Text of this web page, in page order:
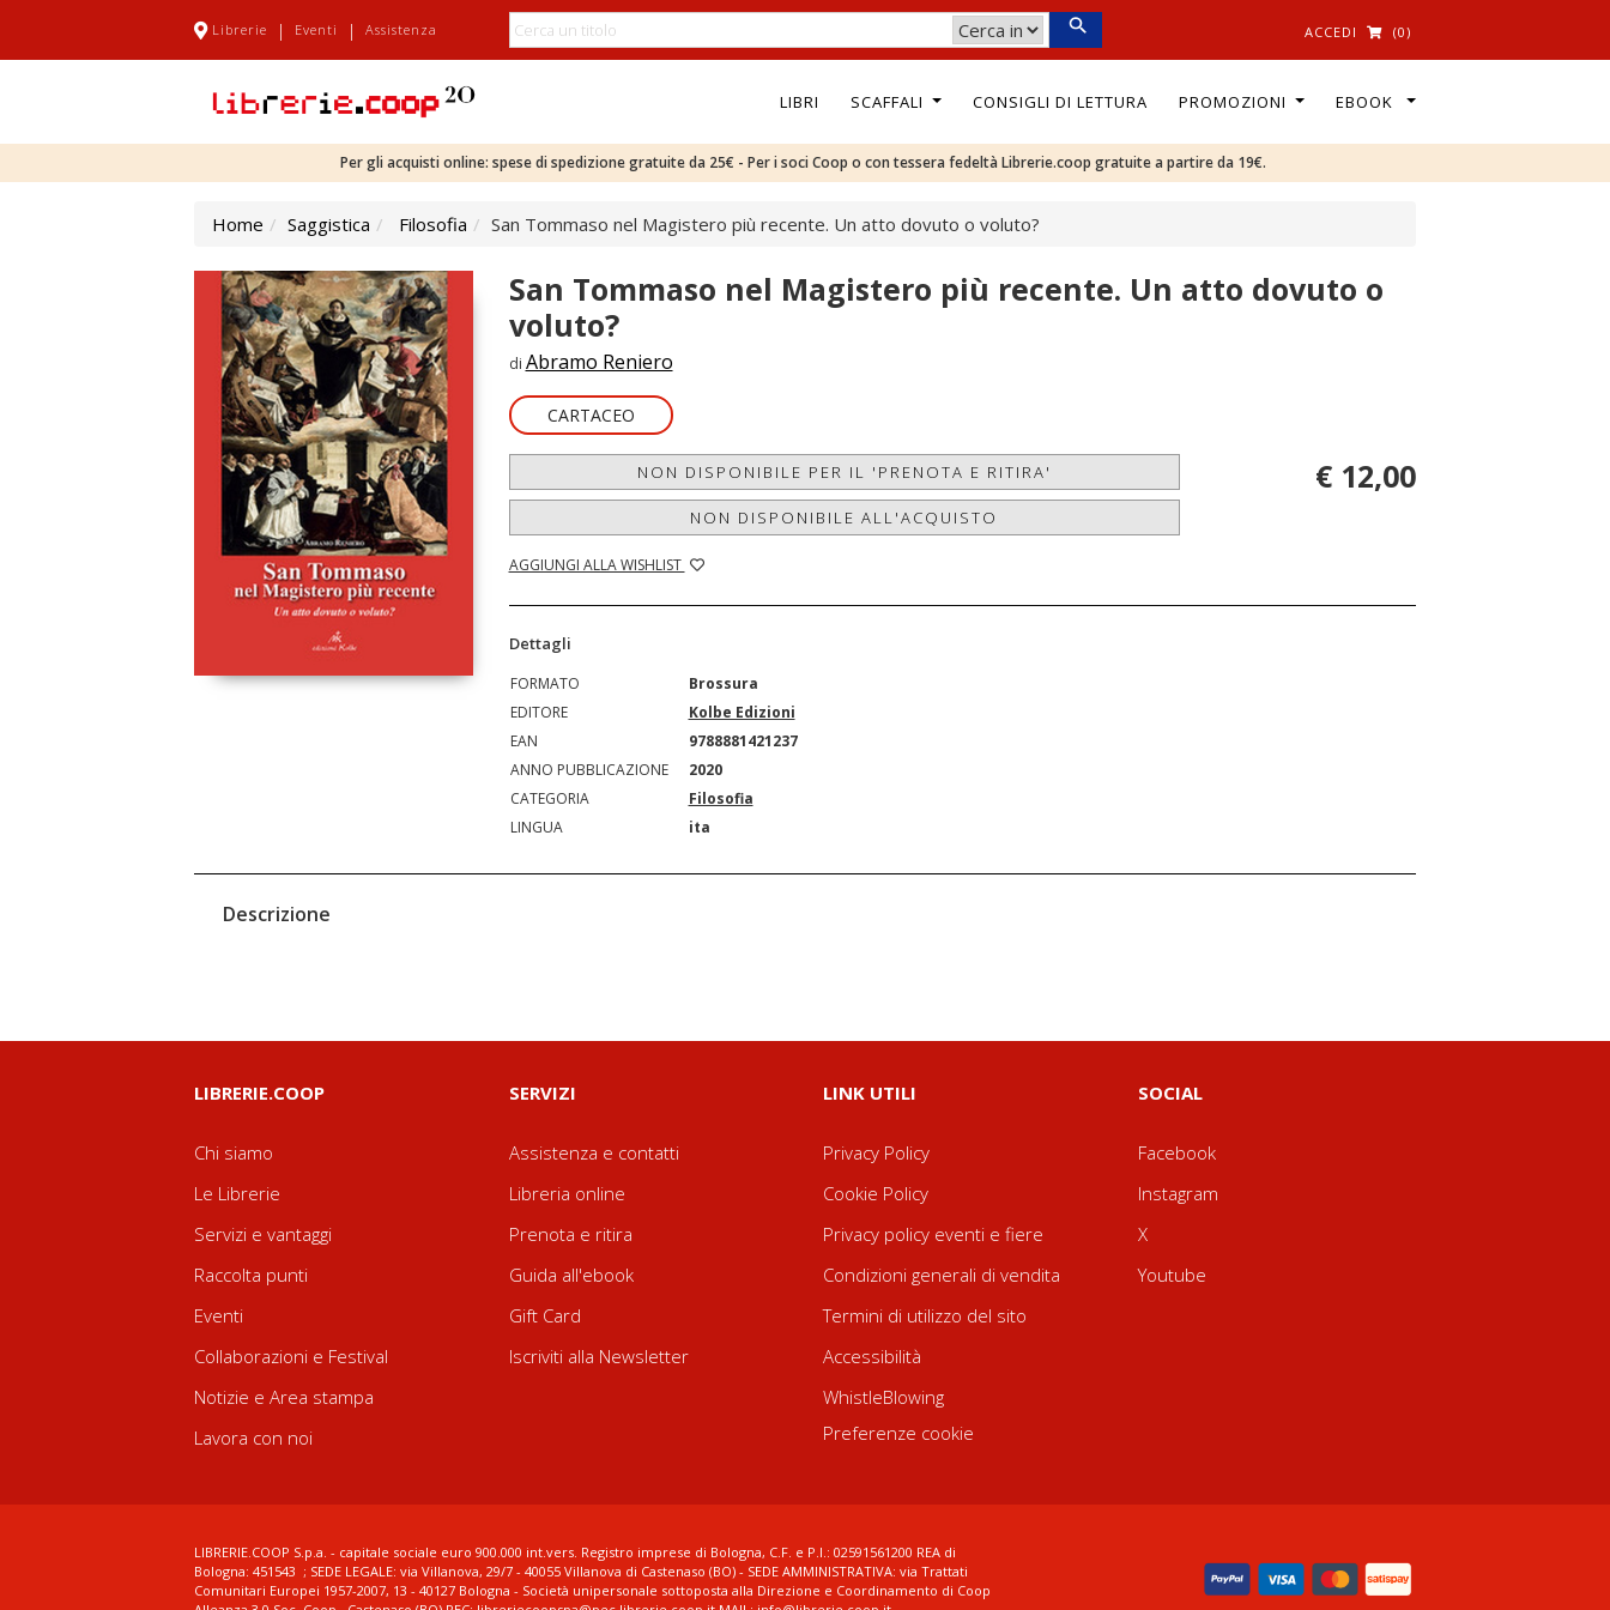
Librerie | Eventi | Assistenza ACCEDI (0)
LIBRI SCAFFALI CONSIGLI DI LETTURA PROMOZIONI EBOOK
Per gli acquisti online: spese di spedizione gratuite da 25€ - Per i soci Coop o con tessera fedeltà Librerie.coop gratuite a partire da 19€.
Home Saggistica Filosofia San Tommaso nel Magistero più recente. Un atto dovuto o voluto?
San Tommaso nel Magistero più recente. Un atto dovuto o
voluto?
di Abramo Reniero
CARTACEO
NON DISPONIBILE PER IL 'PRENOTA E RITIRA'
NON DISPONIBILE ALL'ACQUISTO
AGGIUNGI ALLA WISHLIST
€ 12,00
Dettagli
FORMATO
Brossura
EDITORE
Kolbe Edizioni
EAN
9788881421237
ANNO PUBBLICAZIONE
2020
CATEGORIA
Filosofia
LINGUA
ita
Descrizione
LIBRERIE.COOP
Chi siamo
Le Librerie
Servizi e vantaggi
Raccolta punti
Eventi
Collaborazioni e Festival
Notizie e Area stampa
Lavora con noi
SERVIZI
Assistenza e contatti
Libreria online
Prenota e ritira
Guida all'ebook
Gift Card
Iscriviti alla Newsletter
LINK UTILI
Privacy Policy
Cookie Policy
Privacy policy eventi e fiere
Condizioni generali di vendita
Termini di utilizzo del sito
Accessibilità
WhistleBlowing
Preferenze cookie
SOCIAL
Facebook
Instagram
X
Youtube
LIBRERIE.COOP S.p.a. - capitale sociale euro 900.000 int.vers. Registro imprese di Bologna, C.F. e P.I.: 02591561200 REA di
Bologna: 451543 ; SEDE LEGALE: via Villanova, 29/7 - 40055 Villanova di Castenaso (BO) - SEDE AMMINISTRATIVA: via Trattati
Comunitari Europei 1957-2007, 13 - 40127 Bologna - Società unipersonale sottoposta alla Direzione e Coordinamento di Coop